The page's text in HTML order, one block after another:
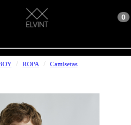
Toggle
0
A PARTIR DE 50€
ROPA Camisetas